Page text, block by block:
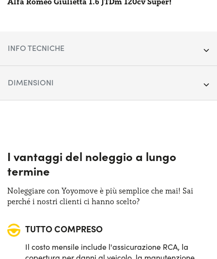
INFO TECNICHE
Alimentazione:Diesel
Cambio: Manuale
Posti auto:5
Potenza:120 CV
DIMENSIONI
Altezza: 146 cm
Bagagliaio (max):
Bagagliaio (min): 350 lt
I vantaggi del noleggio a lungo
termine
Noleggiare con Yoyomove è più semplice che mai! Sai
perché i nostri clienti ci hanno scelto?
TUTTO COMPRESO
Il costo mensile include l'assicurazione RCA, la